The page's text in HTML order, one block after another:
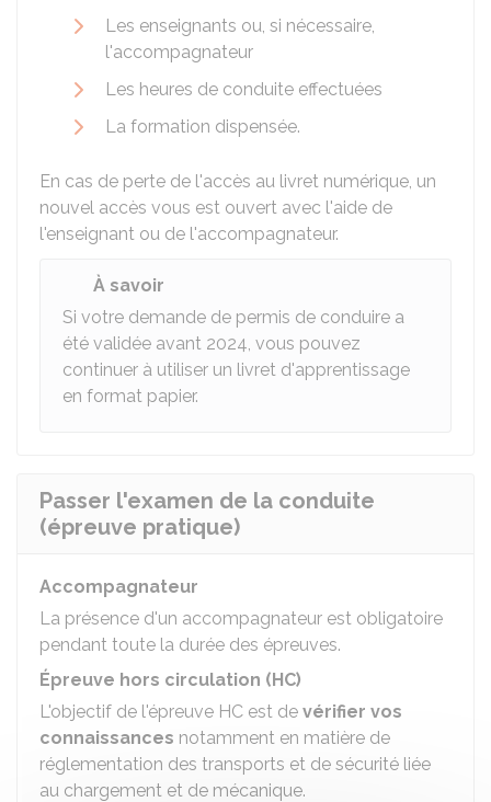
Les enseignants ou, si nécessaire,
l'accompagnateur
Les heures de conduite effectuées
La formation dispensée.
En cas de perte de l'accès au livret numérique, un
nouvel accès vous est ouvert avec l'aide de
l'enseignant ou de l'accompagnateur.
À savoir
Si votre demande de permis de conduire a
été validée avant 2024, vous pouvez
continuer à utiliser un livret d'apprentissage
en format papier.
Passer l'examen de la conduite
(épreuve pratique)
Accompagnateur
La présence d'un accompagnateur est obligatoire
pendant toute la durée des épreuves.
Épreuve hors circulation (HC)
L'objectif de l'épreuve HC est de vérifier vos
connaissances notamment en matière de
réglementation des transports et de sécurité liée
au chargement et de mécanique.